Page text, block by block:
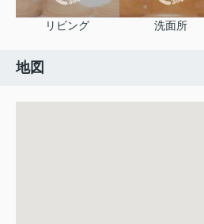
リビング 洗面所
地図